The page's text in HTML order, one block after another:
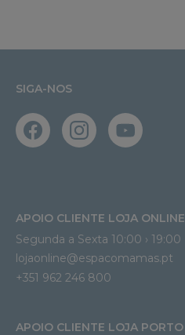
SIGA-NOS
APOIO CLIENTE LOJA ONLINE
Segunda a Sexta 10:00 › 19:00
lojaonline@espacomamas.pt
+351 962 246 800
APOIO CLIENTE LOJA PORTO